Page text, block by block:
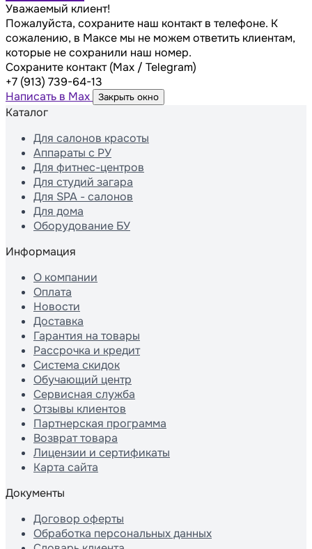
Уважаемый клиент!
Пожалуйста, сохраните наш контакт в телефоне. К
сожалению, в Максе мы не можем ответить клиентам,
которые не сохранили наш номер.
Сохраните контакт (Max / Telegram)
+7 (913) 739-64-13
Написать в Max
Закрыть окно
Каталог
Для салонов красоты
Аппараты с РУ
Для фитнес-центров
Для студий загара
Для SPA - салонов
Для дома
Оборудование БУ
Информация
О компании
Оплата
Новости
Доставка
Гарантия на товары
Рассрочка и кредит
Система скидок
Обучающий центр
Сервисная служба
Отзывы клиентов
Партнерская программа
Возврат товара
Лицензии и сертификаты
Карта сайта
Документы
Договор оферты
Обработка персональных данных